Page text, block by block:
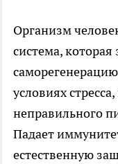
Организм
система,
условиях
неправильного
Падает
естественную